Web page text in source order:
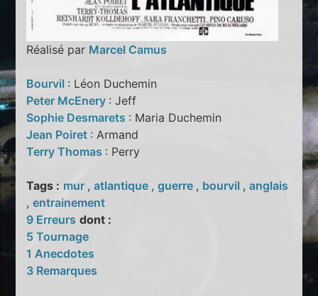
Réalisé par Marcel Camus
Bourvil : Léon Duchemin
Peter McEnery : Jeff
Sophie Desmarets : Maria Duchemin
Jean Poiret : Armand
Terry Thomas : Perry
Tags : mur ,atlantique ,guerre , bourvil ,anglais
,entrainement
9 Erreurs dont :
5 Tournage
1 Anecdotes
3 Remarques